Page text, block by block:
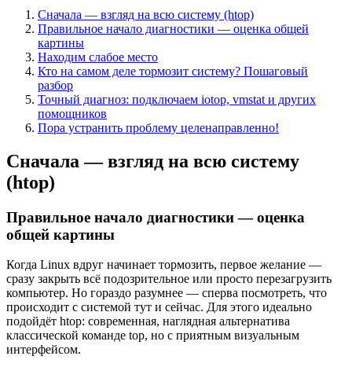
Сначала — взгляд на всю систему (htop)
Правильное начало диагностики — оценка общей
картины
Находим слабое место
Кто на самом деле тормозит систему? Пошаговый
разбор
Точный диагноз: подключаем iotop, vmstat и других
помощников
Пора устранить проблему целенаправленно!
Сначала — взгляд на всю систему
(htop)
Правильное начало диагностики — оценка
общей картины
Когда Linux вдруг начинает тормозить, первое желание —
сразу закрыть всё подозрительное или просто перезагрузить
компьютер. Но гораздо разумнее — сперва посмотреть, что
происходит с системой тут и сейчас. Для этого идеально
подойдёт htop: современная, наглядная альтернатива
классической команде top, но с приятным визуальным
интерфейсом.